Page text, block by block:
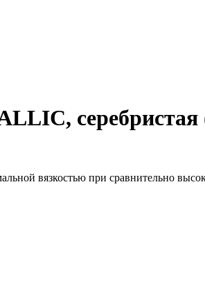
серебристая
вязкостью при сравнительно